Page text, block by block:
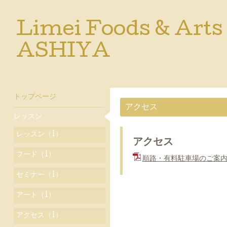
Limei Foods & Arts
ASHIYA
アクセス
アクセス
順路・有料駐車場のご案
トップページ
レッスン
レッスン（1）
フード（1）
セミナー（1）
アート（1）
アクセス（1）